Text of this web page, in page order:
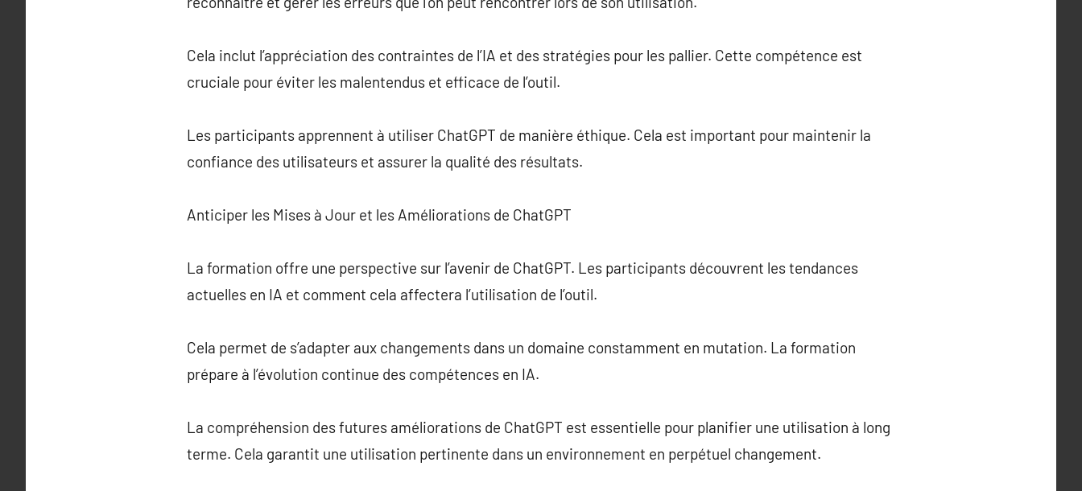
Cela inclut l’appréciation des contraintes de l’IA et des stratégies pour les pallier. Cette compétence est
cruciale pour éviter les malentendus et efficace de l’outil.
Les participants apprennent à utiliser ChatGPT de manière éthique. Cela est important pour maintenir la
confiance des utilisateurs et assurer la qualité des résultats.
Anticiper les Mises à Jour et les Améliorations de ChatGPT
La formation offre une perspective sur l’avenir de ChatGPT. Les participants découvrent les tendances
actuelles en IA et comment cela affectera l’utilisation de l’outil.
Cela permet de s’adapter aux changements dans un domaine constamment en mutation. La formation
prépare à l’évolution continue des compétences en IA.
La compréhension des futures améliorations de ChatGPT est essentielle pour planifier une utilisation à long
terme. Cela garantit une utilisation pertinente dans un environnement en perpétuel changement.